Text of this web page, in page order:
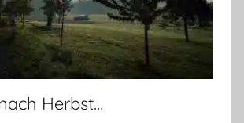
Herbst…